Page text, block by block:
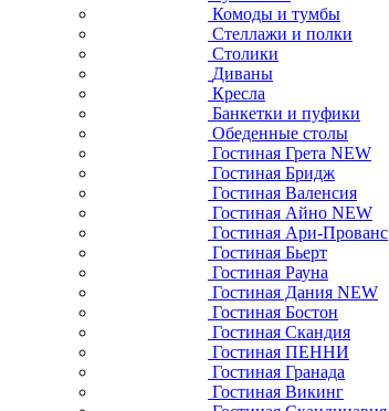
Комоды и тумбы
Стеллажи и полки
Столики
Диваны
Кресла
Банкетки и пуфики
Обеденные столы
Гостиная Грета NEW
Гостиная Бридж
Гостиная Валенсия
Гостиная Айно NEW
Гостиная Ари-Прованс
Гостиная Бьерт
Гостиная Рауна
Гостиная Дания NEW
Гостиная Бостон
Гостиная Скандия
Гостиная ПЕННИ
Гостиная Гранада
Гостиная Викинг